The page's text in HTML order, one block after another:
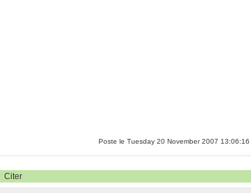
Poste le Tuesday 20 November 2007 13:06:16
Citer